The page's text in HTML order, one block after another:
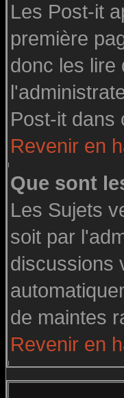
Les Post-it
première
donc les lire
Post-it dans
Revenir en
Que sont
Les Sujets
soit par
discussions
de maintes
Revenir en